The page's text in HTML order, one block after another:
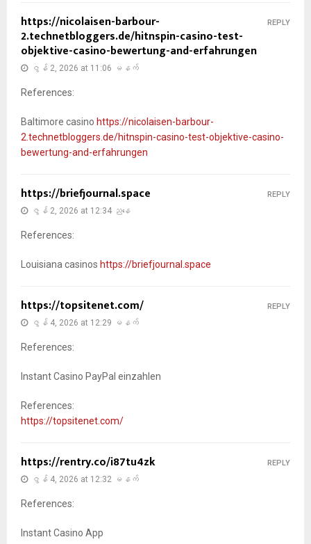
https://nicolaisen-barbour-
2.technetbloggers.de/hitnspin-casino-test-
objektive-casino-bewertung-and-erfahrungen
ဇွန် 2, 2026 at 11:06 မနက်
References:
Baltimore casino https://nicolaisen-barbour-
2.technetbloggers.de/hitnspin-casino-test-objektive-casino-
bewertung-and-erfahrungen
REPLY
https://briefjournal.space
ဇွန် 2, 2026 at 12:34 ညနေ
References:
Louisiana casinos https://briefjournal.space
REPLY
https://topsitenet.com/
ဇွန် 4, 2026 at 12:29 မနက်
References:
Instant Casino PayPal einzahlen
References:
https://topsitenet.com/
REPLY
https://rentry.co/i87tu4zk
ဇွန် 4, 2026 at 12:32 မနက်
References:
Instant Casino App
REPLY